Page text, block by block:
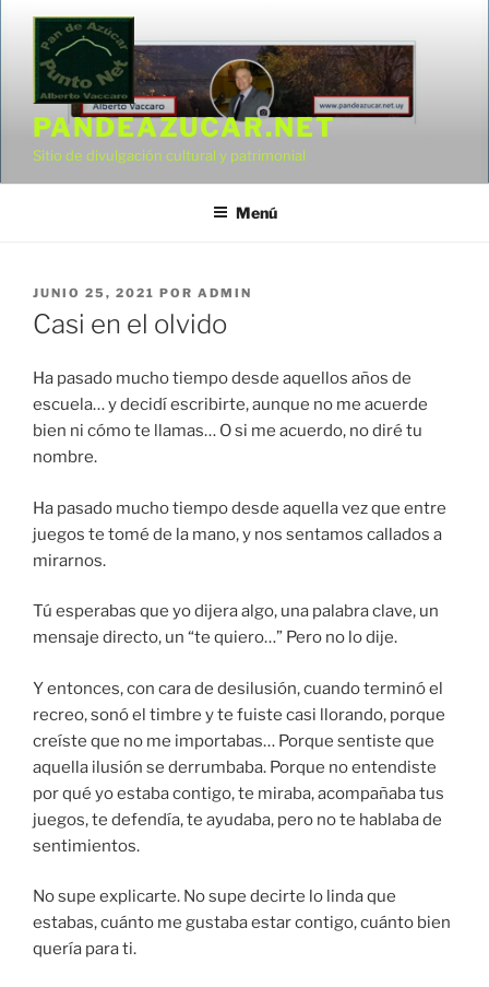
Saltar
contenido
PANDEAZUCAR.NET
Sitio de divulgación cultural y patrimonial
Menú
PUBLICADO
EL
JUNIO 25, 2021 POR ADMIN
Casi en el olvido
Ha pasado mucho tiempo desde aquellos años de
escuela… y decidí escribirte, aunque no me acuerde
bien ni cómo te llamas… O si me acuerdo, no diré tu
nombre.
Ha pasado mucho tiempo desde aquella vez que entre
juegos te tomé de la mano, y nos sentamos callados a
mirarnos.
Tú esperabas que yo dijera algo, una palabra clave, un
mensaje directo, un “te quiero…” Pero no lo dije.
Y entonces, con cara de desilusión, cuando terminó el
recreo, sonó el timbre y te fuiste casi llorando, porque
creíste que no me importabas… Porque sentiste que
aquella ilusión se derrumbaba. Porque no entendiste
por qué yo estaba contigo, te miraba, acompañaba tus
juegos, te defendía, te ayudaba, pero no te hablaba de
sentimientos.
No supe explicarte. No supe decirte lo linda que
estabas, cuánto me gustaba estar contigo, cuánto bien
quería para ti.